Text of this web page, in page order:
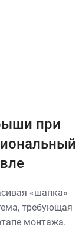
при
«шапка»
требующая
монтажа.